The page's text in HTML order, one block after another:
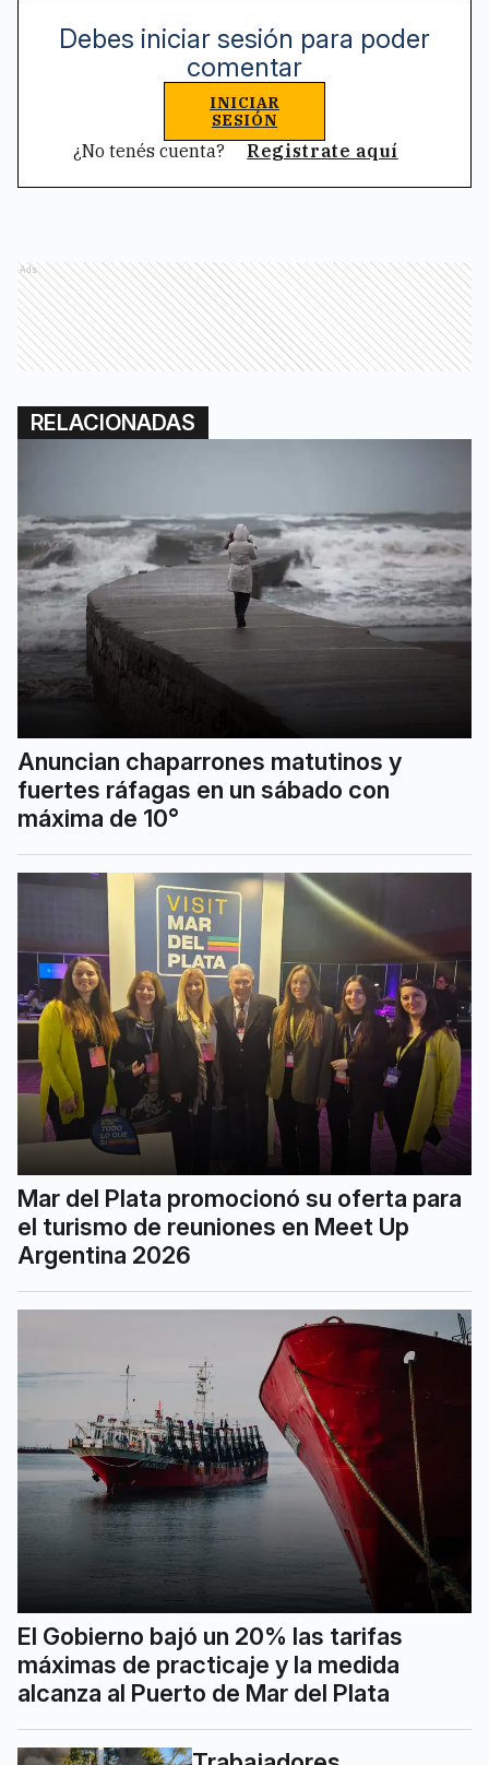
Debes iniciar sesión para poder
comentar
INICIAR
SESIÓN
¿No tenés cuenta? Registrate aquí
Ads
RELACIONADAS
Anuncian chaparrones matutinos y
fuertes ráfagas en un sábado con
máxima de 10°
Mar del Plata promocionó su oferta para
el turismo de reuniones en Meet Up
Argentina 2026
El Gobierno bajó un 20% las tarifas
máximas de practicaje y la medida
alcanza al Puerto de Mar del Plata